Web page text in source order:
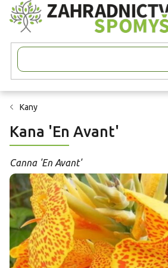
Přejít
na
obsah
Kany
Kana 'En Avant'
Canna 'En Avant'